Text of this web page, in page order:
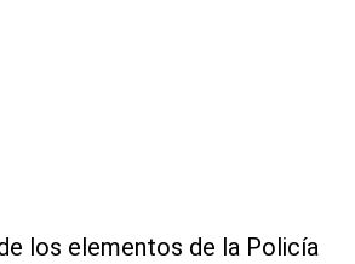
los elementos de la Policía